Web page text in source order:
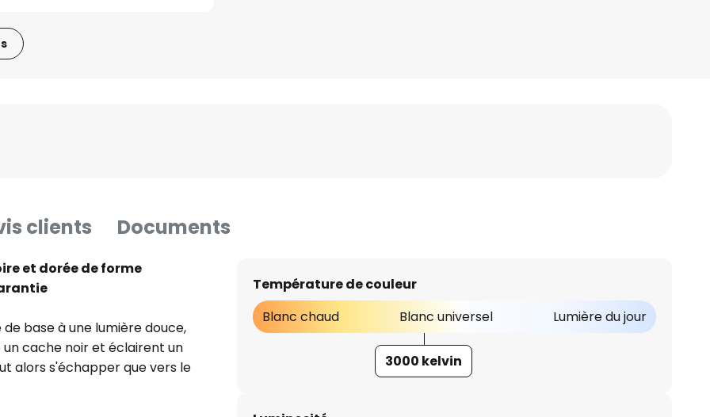
clients Documents
et dorée de forme
base à une lumière douce,
cache noir et éclairent un
alors s'échapper que vers le
agréable et sans
Température de couleur
Blanc chaud
Blanc universel Lumière du jour
3000 kelvin